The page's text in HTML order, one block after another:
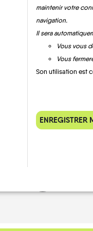
maintenir votre
navigation.
Il sera
Vous vous
Vous
Son utilisation est
ENREGISTRER